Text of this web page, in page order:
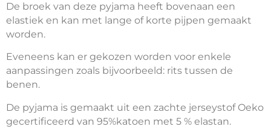
De broek van deze pyjama heeft bovenaan een
elastiek en kan met lange of korte pijpen gemaakt
worden.
Eveneens kan er gekozen worden voor enkele
aanpassingen zoals bijvoorbeeld: rits tussen de
benen.
De pyjama is gemaakt uit een zachte jerseystof Oeko
gecertificeerd van 95%katoen met 5 % elastan.